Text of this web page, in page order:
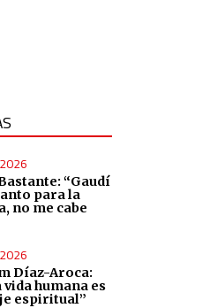
“Gaudí
para la
no me cabe
Díaz-Aroca:
vida humana es
espiritual”